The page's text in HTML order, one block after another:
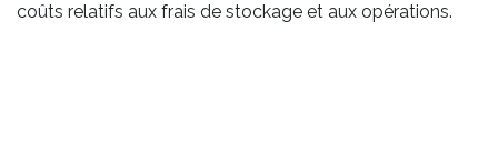
coûts relatifs aux frais de stockage et aux opérations.